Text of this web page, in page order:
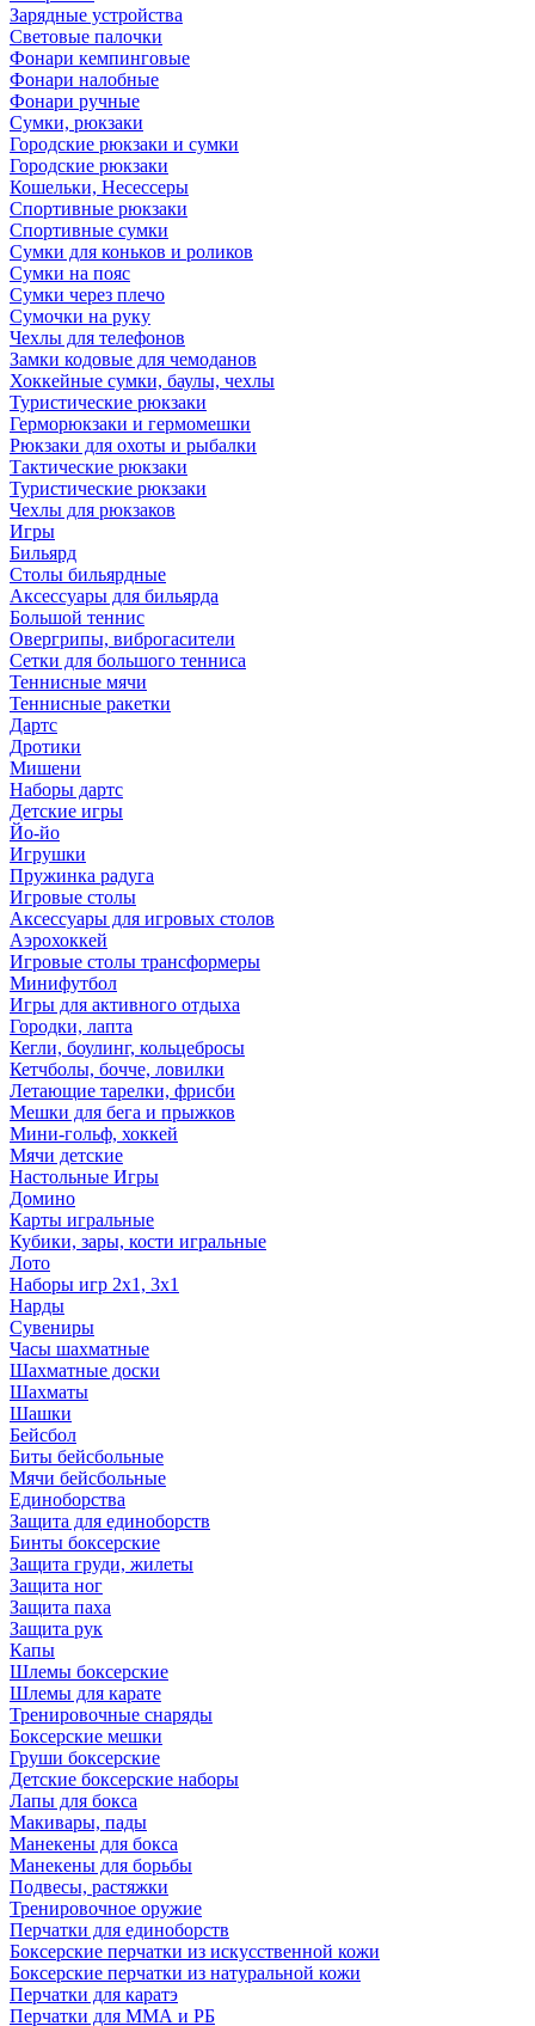
Зарядные устройства
Световые палочки
Фонари кемпинговые
Фонари налобные
Фонари ручные
Сумки, рюкзаки
Городские рюкзаки и сумки
Городские рюкзаки
Кошельки, Несессеры
Спортивные рюкзаки
Спортивные сумки
Сумки для коньков и роликов
Сумки на пояс
Сумки через плечо
Сумочки на руку
Чехлы для телефонов
Замки кодовые для чемоданов
Хоккейные сумки, баулы, чехлы
Туристические рюкзаки
Герморюкзаки и гермомешки
Рюкзаки для охоты и рыбалки
Тактические рюкзаки
Туристические рюкзаки
Чехлы для рюкзаков
Игры
Бильярд
Столы бильярдные
Аксессуары для бильярда
Большой теннис
Овергрипы, виброгасители
Сетки для большого тенниса
Теннисные мячи
Теннисные ракетки
Дартс
Дротики
Мишени
Наборы дартс
Детские игры
Йо-йо
Игрушки
Пружинка радуга
Игровые столы
Аксессуары для игровых столов
Аэрохоккей
Игровые столы трансформеры
Минифутбол
Игры для активного отдыха
Городки, лапта
Кегли, боулинг, кольцебросы
Кетчболы, бочче, ловилки
Летающие тарелки, фрисби
Мешки для бега и прыжков
Мини-гольф, хоккей
Мячи детские
Настольные Игры
Домино
Карты игральные
Кубики, зары, кости игральные
Лото
Наборы игр 2х1, 3х1
Нарды
Сувениры
Часы шахматные
Шахматные доски
Шахматы
Шашки
Бейсбол
Биты бейсбольные
Мячи бейсбольные
Единоборства
Защита для единоборств
Бинты боксерские
Защита груди, жилеты
Защита ног
Защита паха
Защита рук
Капы
Шлемы боксерские
Шлемы для карате
Тренировочные снаряды
Боксерские мешки
Груши боксерские
Детские боксерские наборы
Лапы для бокса
Макивары, пады
Манекены для бокса
Манекены для борьбы
Подвесы, растяжки
Тренировочное оружие
Перчатки для единоборств
Боксерские перчатки из искусственной кожи
Боксерские перчатки из натуральной кожи
Перчатки для каратэ
Перчатки для ММА и РБ